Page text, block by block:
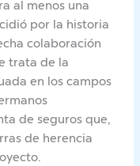
al menos una
por la historia
colaboración
trata de la
en los campos
de seguros que,
de herencia